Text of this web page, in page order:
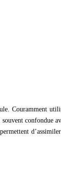
Couramment
confondue